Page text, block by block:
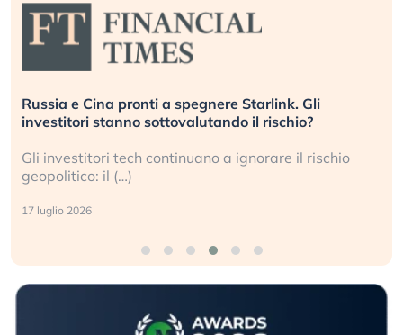
Russia e Cina pronti a spegnere Starlink. Gli
investitori stanno sottovalutando il rischio?
Gli investitori tech continuano a ignorare il rischio
geopolitico: il (…)
17 luglio 2026